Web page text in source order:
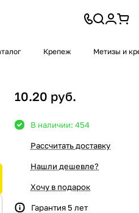
Крепеж Метизы и
10.20 руб.
В наличии: 454
Рассчитать доставку
Нашли дешевле?
Хочу в подарок
Гарантия 5 лет